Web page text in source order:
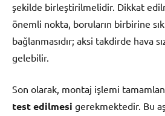
şekilde birleştirilmelidir. Dikkat
önemli nokta, boruların birbirine
bağlanmasıdır; aksi takdirde hava
gelebilir.
Son olarak, montaj işlemi
test edilmesi gerekmektedir. Bu